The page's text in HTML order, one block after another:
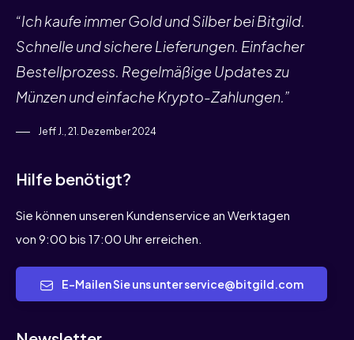
“Ich kaufe immer Gold und Silber bei Bitgild.
Schnelle und sichere Lieferungen. Einfacher
Bestellprozess. Regelmäßige Updates zu
Münzen und einfache Krypto-Zahlungen.”
Jeff J., 21. Dezember 2024
Hilfe benötigt?
Sie können unseren Kundenservice an Werktagen
von 9:00 bis 17:00 Uhr erreichen.
E-Mailen Sie uns unter service@bitgild.com